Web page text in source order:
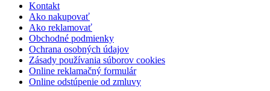
Kontakt
Ako nakupovať
Ako reklamovať
Obchodné podmienky
Ochrana osobných údajov
Zásady používania súborov cookies
Online reklamačný formulár
Online odstúpenie od zmluvy